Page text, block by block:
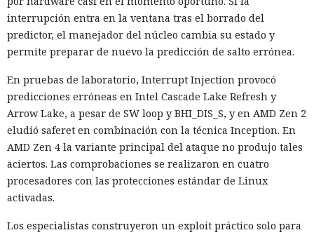
interrupción entra en la ventana tras el borrado del
predictor, el manejador del núcleo cambia su estado y
permite preparar de nuevo la predicción de salto errónea.
En pruebas de laboratorio, Interrupt Injection provocó
predicciones erróneas en Intel Cascade Lake Refresh y
Arrow Lake, a pesar de SW loop y BHI_DIS_S, y en AMD Zen 2
eludió saferet en combinación con la técnica Inception. En
AMD Zen 4 la variante principal del ataque no produjo tales
aciertos. Las comprobaciones se realizaron en cuatro
procesadores con las protecciones estándar de Linux
activadas.
Los especialistas construyeron un exploit práctico solo para